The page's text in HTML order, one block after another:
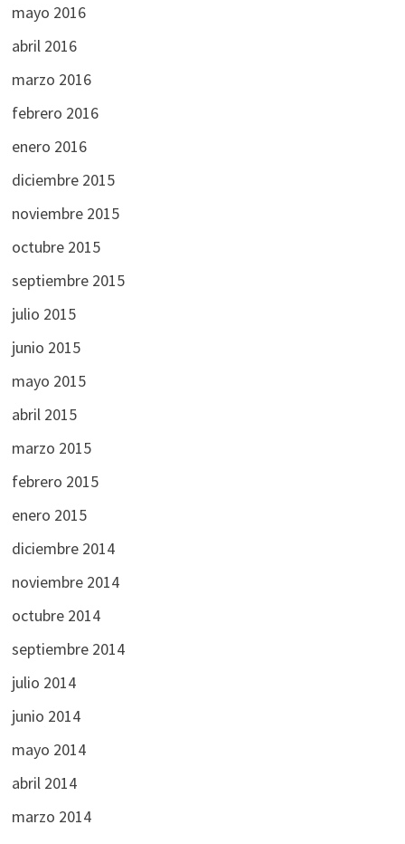
mayo 2016
abril 2016
marzo 2016
febrero 2016
enero 2016
diciembre 2015
noviembre 2015
octubre 2015
septiembre 2015
julio 2015
junio 2015
mayo 2015
abril 2015
marzo 2015
febrero 2015
enero 2015
diciembre 2014
noviembre 2014
octubre 2014
septiembre 2014
julio 2014
junio 2014
mayo 2014
abril 2014
marzo 2014